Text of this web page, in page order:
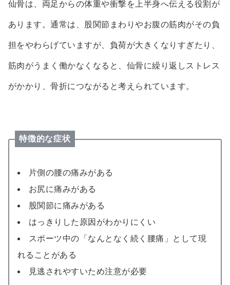
仙骨は、両足からの体重や衝撃を上半身へ伝える役割が
あります。通常は、股関節まわりやお腹の筋肉がその負
担をやわらげていますが、負荷が大きくなりすぎたり、
筋肉がうまく働かなくなると、仙骨に繰り返しストレス
がかかり、骨折につながると考えられています。
特徴的な症状
片側の腰の痛みがある
お尻に痛みがある
股関節に痛みがある
はっきりした原因がわかりにくい
スポーツ中の「なんとなく続く腰痛」として現
れることがある
見逃されやすいため注意が必要